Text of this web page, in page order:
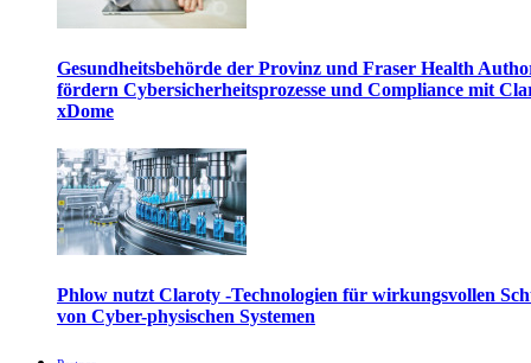
Gesundheitsbehörde der Provinz und Fraser Health
fördern Cybersicherheitsprozesse und Compliance mit
xDome
Phlow nutzt Claroty -Technologien für wirkungsvollen
von Cyber-physischen Systemen